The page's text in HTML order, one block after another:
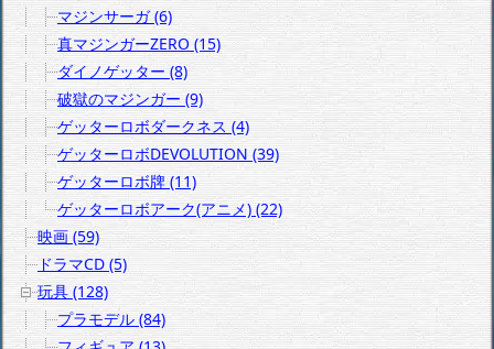
マジンサーガ (6)
真マジンガーZERO (15)
ダイノゲッター (8)
破獄のマジンガー (9)
ゲッターロボダークネス (4)
ゲッターロボDEVOLUTION (39)
ゲッターロボ牌 (11)
ゲッターロボアーク(アニメ) (22)
映画 (59)
ドラマCD (5)
玩具 (128)
プラモデル (84)